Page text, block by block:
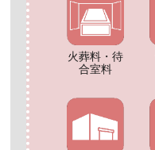
火葬料・待
合室料